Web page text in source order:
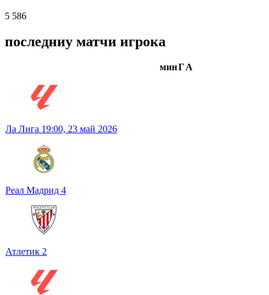
5 586
последниу матчи игрока
минГА
Ла Лига 19:00, 23 май 2026
Реал Мадрид 4
Атлетик 2